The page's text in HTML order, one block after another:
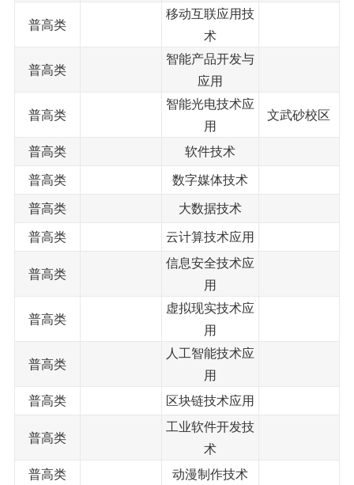
普高类
移动互联应用技
术
普高类
智能产品开发与
应用
普高类
智能光电技术应
用
文武砂校区
普高类
软件技术
普高类
数字媒体技术
普高类
大数据技术
普高类
云计算技术应用
普高类
信息安全技术应
用
普高类
虚拟现实技术应
用
普高类
人工智能技术应
用
普高类
区块链技术应用
普高类
工业软件开发技
术
普高类
动漫制作技术